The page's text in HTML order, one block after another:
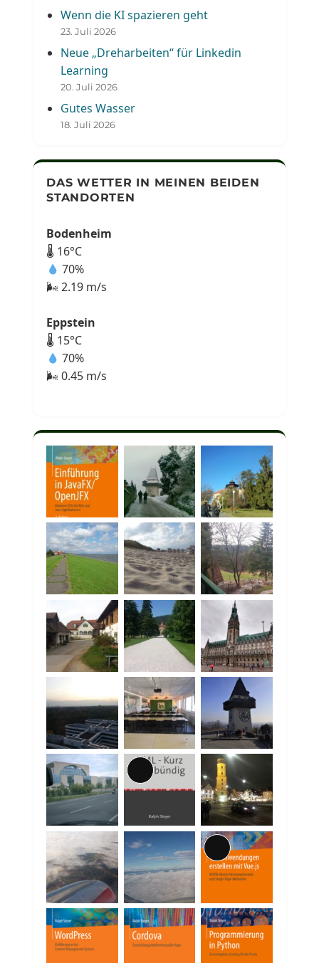
Wenn die KI spazieren geht
23. Juli 2026
Neue „Dreharbeiten“ für Linkedin
Learning
20. Juli 2026
Gutes Wasser
18. Juli 2026
DAS WETTER IN MEINEN BEIDEN
STANDORTEN
Bodenheim
🌡 16°C
70%
🌬 2.19 m/s
Eppstein
🌡 15°C
70%
🌬 0.45 m/s
Lange
Beschreibung
Lange
Beschreibung